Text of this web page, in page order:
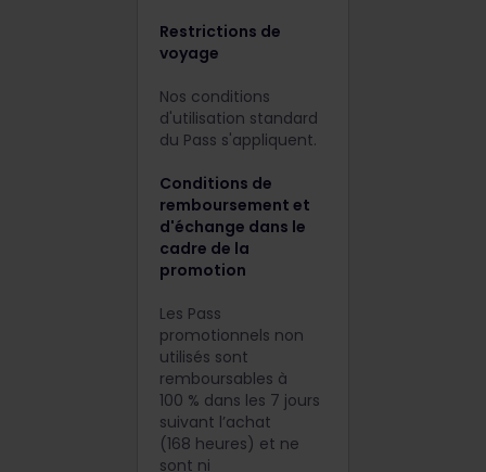
Restrictions de
voyage
Nos conditions
d'utilisation standard
du Pass s'appliquent.
Conditions de
remboursement et
d'échange dans le
cadre de la
promotion
Les Pass
promotionnels non
utilisés sont
remboursables à
100 % dans les 7 jours
suivant l’achat
(168 heures) et ne
sont ni